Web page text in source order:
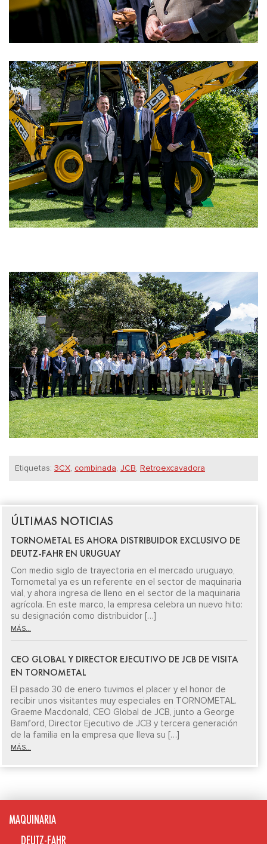
Etiquetas: 3CX, combinada, JCB, Retroexcavadora
ÚLTIMAS NOTICIAS
TORNOMETAL ES AHORA DISTRIBUIDOR EXCLUSIVO DE
DEUTZ-FAHR EN URUGUAY
Con medio siglo de trayectoria en el mercado uruguayo,
Tornometal ya es un referente en el sector de maquinaria
vial, y ahora ingresa de lleno en el sector de la maquinaria
agrícola. En este marco, la empresa celebra un nuevo hito:
su designación como distribuidor […]
MÁS...
CEO GLOBAL Y DIRECTOR EJECUTIVO DE JCB DE VISITA
EN TORNOMETAL
El pasado 30 de enero tuvimos el placer y el honor de
recibir unos visitantes muy especiales en TORNOMETAL.
Graeme Macdonald, CEO Global de JCB, junto a George
Bamford, Director Ejecutivo de JCB y tercera generación
de la familia en la empresa que lleva su […]
MÁS...
MAQUINARIA
DEUTZ-FAHR